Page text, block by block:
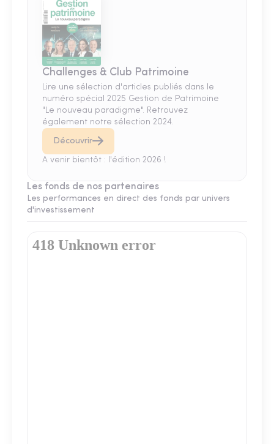
Challenges & Club Patrimoine
Lire une sélection d'articles publiés dans le
numéro spécial 2025 Gestion de Patrimoine
"Le nouveau paradigme". Retrouvez
également notre sélection 2024.
Découvrir
A venir bientôt : l'édition 2026 !
Les fonds de nos partenaires
Les performances en direct des fonds par univers
d'investissement